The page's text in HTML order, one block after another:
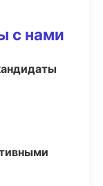
с нами